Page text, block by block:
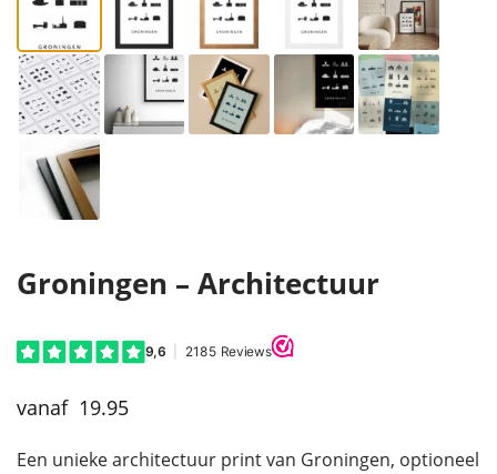
Groningen – Architectuur
19.95
Een unieke architectuur print van Groningen, optioneel